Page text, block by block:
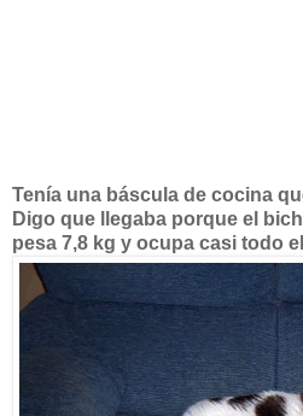
Tenía una báscula de cocina
Digo que llegaba porque el
pesa 7,8 kg y ocupa casi todo